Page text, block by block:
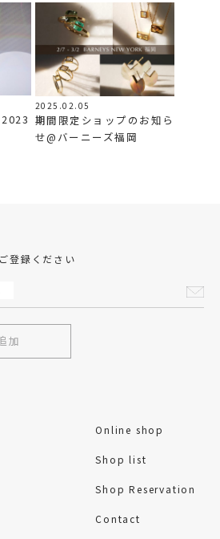
2025.02.05
期間限定ショップのお知ら
せ@バーニーズ福岡
Online shop
Shop list
Shop Reservation
Contact
登録ください
加